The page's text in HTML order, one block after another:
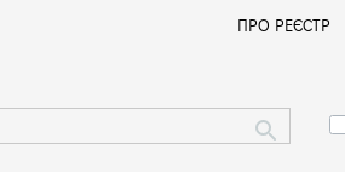
ПРО РЕЄСТР